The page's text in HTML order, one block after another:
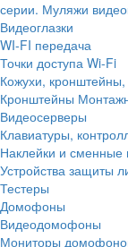
серии. Муляжи
Видеоглазки
WI-FI передача
Точки доступа Wi-Fi
Кожухи,
Кронштейны
Видеосерверы
Клавиатуры,
Наклейки и сменные
Устройства защиты
Тестеры
Домофоны
Видеодомофоны
Мониторы